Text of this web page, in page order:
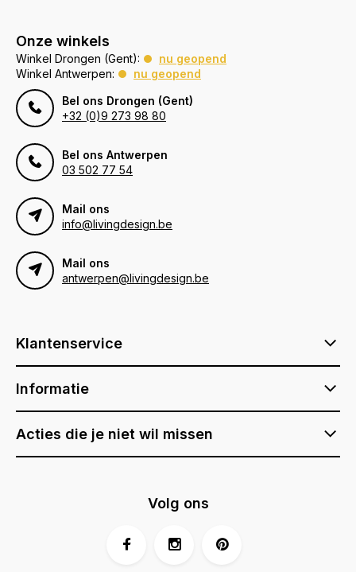
Onze winkels
Winkel Drongen (Gent):
nu geopend
Winkel Antwerpen:
nu geopend
Bel ons Drongen (Gent)
+32 (0)9 273 98 80
Bel ons Antwerpen
03 502 77 54
Mail ons
info@livingdesign.be
Mail ons
antwerpen@livingdesign.be
Klantenservice
Informatie
Acties die je niet wil missen
Volg ons